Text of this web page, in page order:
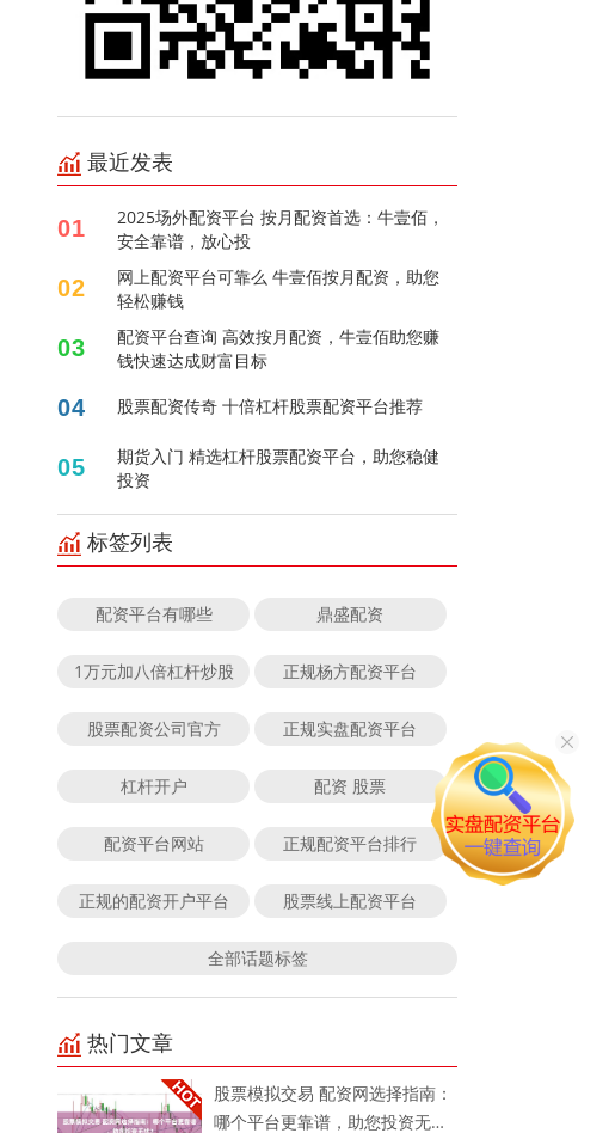
最近发表
01
2025场外配资平台 按月配资首选：牛壹佰，
安全靠谱，放心投
02
网上配资平台可靠么 牛壹佰按月配资，助您
轻松赚钱
03
配资平台查询 高效按月配资，牛壹佰助您赚
钱快速达成财富目标
04 股票配资传奇 十倍杠杆股票配资平台推荐
05
期货入门 精选杠杆股票配资平台，助您稳健
投资
标签列表
配资平台有哪些 鼎盛配资
1万元加八倍杠杆炒股 正规杨方配资平台
股票配资公司官方 正规实盘配资平台
杠杆开户 配资 股票
配资平台网站 正规配资平台排行
正规的配资开户平台 股票线上配资平台
全部话题标签
热门文章
股票模拟交易 配资网选择指南：
哪个平台更靠谱，助您投资无